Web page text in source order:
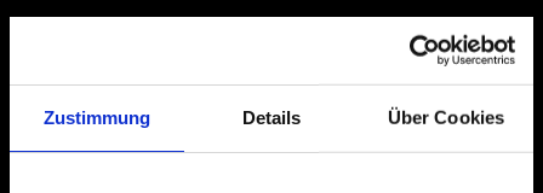
Zustimmung Details Über Cookies